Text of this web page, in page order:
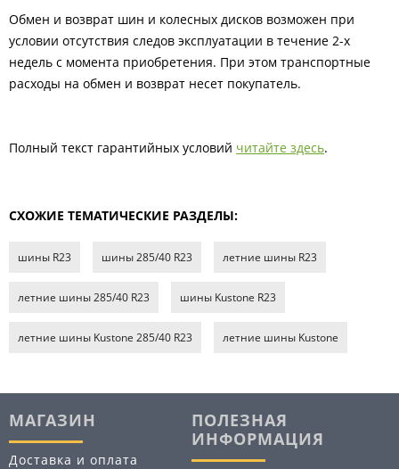
Обмен и возврат шин и колесных дисков возможен при
условии отсутствия следов эксплуатации в течение 2-х
недель с момента приобретения. При этом транспортные
расходы на обмен и возврат несет покупатель.
Полный текст гарантийных условий читайте здесь.
СХОЖИЕ ТЕМАТИЧЕСКИЕ РАЗДЕЛЫ:
шины R23 шины 285/40 R23 летние шины R23
летние шины 285/40 R23 шины Kustone R23
летние шины Kustone 285/40 R23 летние шины Kustone
МАГАЗИН
Доставка и оплата
ПОЛЕЗНАЯ
ИНФОРМАЦИЯ